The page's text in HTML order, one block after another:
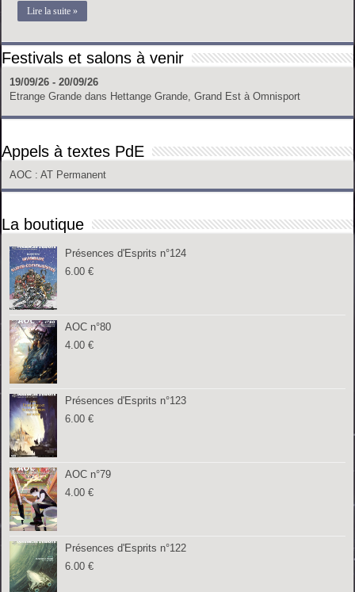
Lire la suite »
Festivals et salons à venir
19/09/26 - 20/09/26
Etrange Grande dans Hettange Grande, Grand Est à Omnisport
Appels à textes PdE
AOC : AT Permanent
La boutique
Présences d'Esprits n°124
6.00€
AOC n°80
4.00€
Présences d'Esprits n°123
6.00€
AOC n°79
4.00€
Présences d'Esprits n°122
6.00€